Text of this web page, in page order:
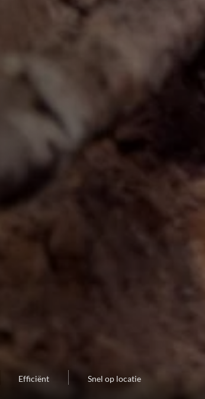
Efficiënt Snel op locatie